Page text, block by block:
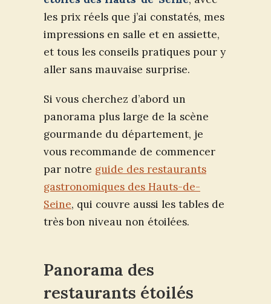
les prix réels que j’ai constatés, mes
impressions en salle et en assiette,
et tous les conseils pratiques pour y
aller sans mauvaise surprise.
Si vous cherchez d’abord un
panorama plus large de la scène
gourmande du département, je
vous recommande de commencer
par notre guide des restaurants
gastronomiques des Hauts-de-
Seine, qui couvre aussi les tables de
très bon niveau non étoilées.
Panorama des
restaurants étoilés